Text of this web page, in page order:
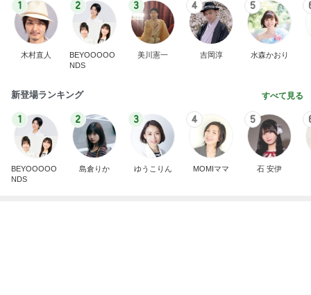
1
木村直人
2
BEYOOOOO
NDS
3
美川憲一
4
吉岡淳
5
水森かおり
新登場ランキング すべて見る
1
BEYOOOOO
NDS
2
島倉りか
3
ゆうこりん
4
MOMIママ
5
石 安伊